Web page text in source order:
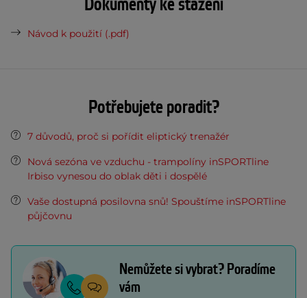
Návod k použití (.pdf)
Potřebujete poradit?
7 důvodů, proč si pořídit eliptický trenažér
Nová sezóna ve vzduchu - trampolíny inSPORTline
Irbiso vynesou do oblak děti i dospělé
Vaše dostupná posilovna snů! Spouštíme inSPORTline
půjčovnu
Nemůžete si vybrat? Poradíme
vám